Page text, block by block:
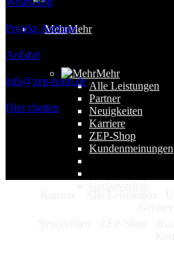
Mehr
Mehr
Alle Leistungen
Partner
Neuigkeiten
Karriere
ZEP-Shop
Kundenmeinungen
Projekt-Anfrage
Anfahrt
info@zep-team.de
Hier chatten